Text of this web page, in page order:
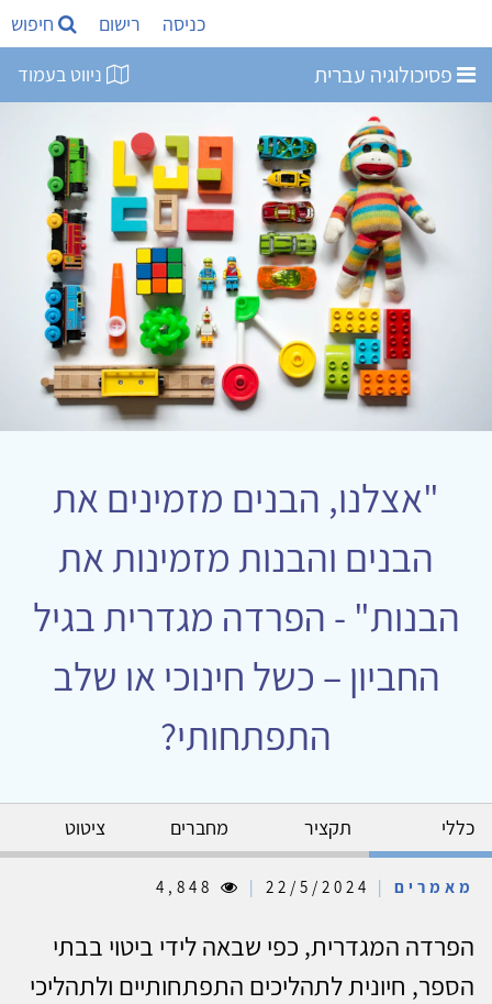
כניסה רישום חיפוש
פסיכולוגיה עברית ניווט בעמוד
"אצלנו, הבנים מזמינים את
הבנים והבנות מזמינות את
הבנות" - הפרדה מגדרית בגיל
החביון – כשל חינוכי או שלב
התפתחותי?
כללי תקציר מחברים ציטוט
מאמרים |
|
הפרדה המגדרית, כפי שבאה לידי ביטוי בבתי
הספר, חיונית לתהליכים התפתחותיים ולתהליכי